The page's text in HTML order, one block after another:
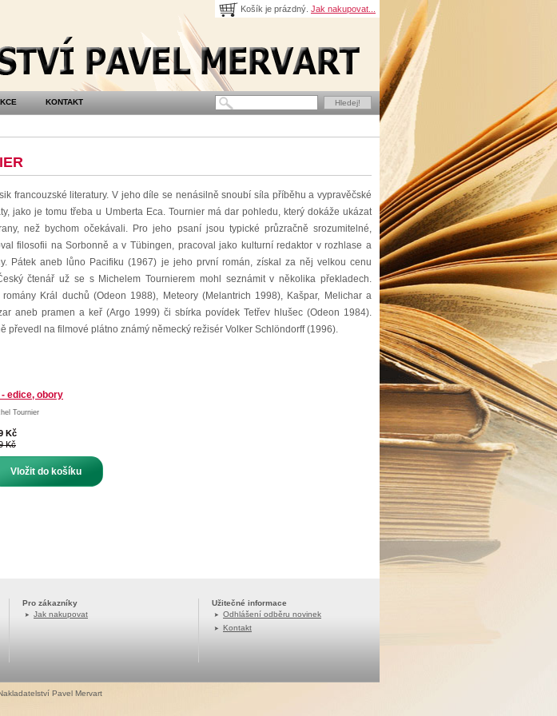
Košík je prázdný. Jak nakupovat...
KONTAKT
francouzské literatury. V jeho díle se nenásilně snoubí síla příběhu a vypravěčské
jako je tomu třeba u Umberta Eca. Tournier má dar pohledu, který dokáže ukázat
než bychom očekávali. Pro jeho psaní jsou typické průzračně srozumitelné,
filosofii na Sorbonně a v Tübingen, pracoval jako kulturní redaktor v rozhlase a
Pátek aneb lůno Pacifiku (1967) je jeho první román, získal za něj velkou cenu
čtenář už se s Michelem Tournierem mohl seznámit v několika překladech.
Král duchů (Odeon 1988), Meteory (Melantrich 1998), Kašpar, Melichar a
aneb pramen a keř (Argo 1999) či sbírka povídek Tetřev hlušec (Odeon 1984).
převedl na filmové plátno známý německý režisér Volker Schlöndorff (1996).
edice, obory
Tournier
Kč
Kč
Vložit do košíku
Pro zákazníky
Jak nakupovat
Užitečné informace
Odhlášení odběru novinek
Kontakt
Pavel Mervart